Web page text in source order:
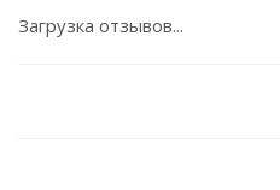
Загрузка отзывов...